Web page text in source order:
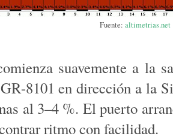
Fuente: altimetrias.net
suavemente a la
8101 en dirección a la
al 3–4 %. El puerto
ritmo con facilidad.